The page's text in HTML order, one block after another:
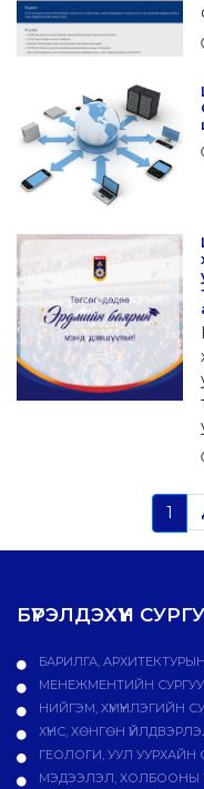
1
БҮРЭЛДЭХҮҮН
БАРИЛГА,
МЕНЕЖМЕНТИЙН
НИЙГЭМ, ХҮМҮҮНЛЭГИЙН
ХҮНС, ХӨНГӨН
ГЕОЛОГИ, УУЛ УУРХАЙН
МЭДЭЭЛЭЛ, ХОЛБООНЫ